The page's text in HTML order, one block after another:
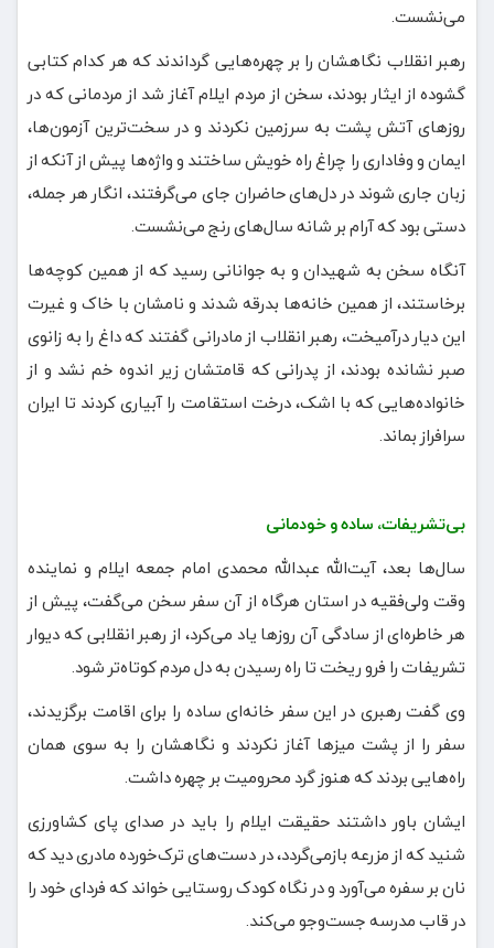
می‌نشست.
رهبر انقلاب نگاهشان را بر چهره‌هایی گرداندند که هر کدام کتابی
گشوده از ایثار بودند، سخن از مردم ایلام آغاز شد از مردمانی که در
روزهای آتش پشت به سرزمین نکردند و در سخت‌ترین آزمون‌ها،
ایمان و وفاداری را چراغ راه خویش ساختند و واژه‌ها پیش از آنکه از
زبان جاری شوند در دل‌های حاضران جای می‌گرفتند، انگار هر جمله،
دستی بود که آرام بر شانه سال‌های رنج می‌نشست.
آنگاه سخن به شهیدان و به جوانانی رسید که از همین کوچه‌ها
برخاستند، از همین خانه‌ها بدرقه شدند و نامشان با خاک و غیرت
این دیار درآمیخت، رهبر انقلاب از مادرانی گفتند که داغ را به زانوی
صبر نشانده بودند، از پدرانی که قامتشان زیر اندوه خم نشد و از
خانواده‌هایی که با اشک، درخت استقامت را آبیاری کردند تا ایران
سرافراز بماند.
بی‌تشریفات، ساده و خودمانی
سال‌ها بعد، آیت‌الله عبدالله محمدی امام جمعه ایلام و نماینده
وقت ولی‌فقیه در استان هرگاه از آن سفر سخن می‌گفت، پیش از
هر خاطره‌ای از سادگی آن روزها یاد می‌کرد، از رهبر انقلابی که دیوار
تشریفات را فرو ریخت تا راه رسیدن به دل مردم کوتاه‌تر شود.
وی گفت رهبری در این سفر خانه‌ای ساده را برای اقامت برگزیدند،
سفر را از پشت میزها آغاز نکردند و نگاهشان را به سوی همان
راه‌هایی بردند که هنوز گرد محرومیت بر چهره داشت.
ایشان باور داشتند حقیقت ایلام را باید در صدای پای کشاورزی
شنید که از مزرعه بازمی‌گردد، در دست‌های ترک‌خورده مادری دید که
نان بر سفره می‌آورد و در نگاه کودک روستایی خواند که فردای خود را
در قاب مدرسه جست‌وجو می‌کند.